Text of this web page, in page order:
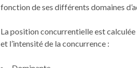
fonction de ses différents domaines
La position concurrentielle est
et l’intensité de la concurrence :